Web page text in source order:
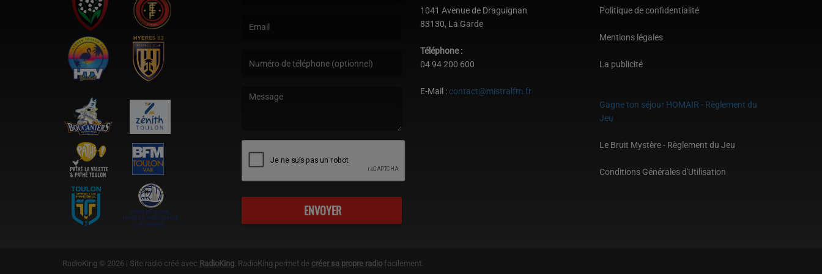
ENVOYER
1041 Avenue de Draguignan
83130, La Garde
Téléphone :
04 94 200 600
E-Mail :contact@mistralfm.fr
Politique de confidentialité
Mentions légales
La publicité
Gagne ton séjour HOMAIR - Règlement du
Jeu
Le Bruit Mystère - Règlement du Jeu
Conditions Générales d'Utilisation
RadioKing © 2026 | Site radio créé avec RadioKing . RadioKing permet de créer sa propre radio facilement.